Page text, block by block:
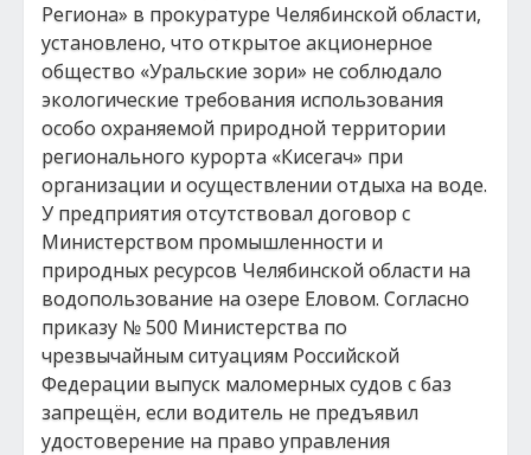
Региона» в прокуратуре Челябинской области,
установлено, что открытое акционерное
общество «Уральские зори» не соблюдало
экологические требования использования
особо охраняемой природной территории
регионального курорта «Кисегач» при
организации и осуществлении отдыха на воде.
У предприятия отсутствовал договор с
Министерством промышленности и
природных ресурсов Челябинской области на
водопользование на озере Еловом. Согласно
приказу № 500 Министерства по
чрезвычайным ситуациям Российской
Федерации выпуск маломерных судов с баз
запрещён, если водитель не предъявил
удостоверение на право управления